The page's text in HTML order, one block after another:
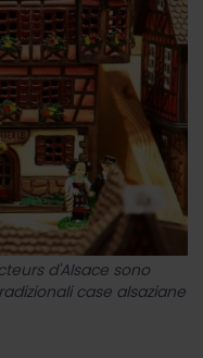
d'Alsace sono
case alsaziane